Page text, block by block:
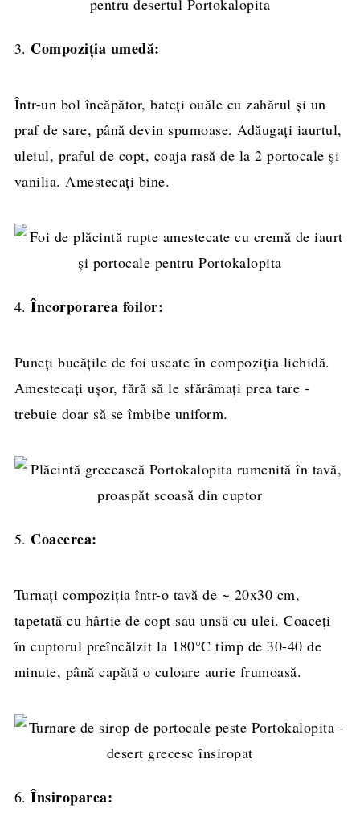
3. Compoziția umedă:
Într-un bol încăpător, bateți ouăle cu zahărul și un
praf de sare, până devin spumoase. Adăugați iaurtul,
uleiul, praful de copt, coaja rasă de la 2 portocale și
vanilia. Amestecați bine.
4.Încorporarea foilor:
Puneți bucățile de foi uscate în compoziția lichidă.
Amestecați ușor, fără să le sfărâmați prea tare -
trebuie doar să se îmbibe uniform.
5. Coacerea:
Turnați compoziția într-o tavă de ~ 20x30 cm,
tapetată cu hârtie de copt sau unsă cu ulei. Coaceți
în cuptorul preîncălzit la 180°C timp de 30-40 de
minute, până capătă o culoare aurie frumoasă.
6.Însiroparea: